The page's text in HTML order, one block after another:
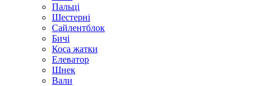
Пальці
Шестерні
Сайлентблок
Бичі
Коса жатки
Елеватор
Шнек
Вали